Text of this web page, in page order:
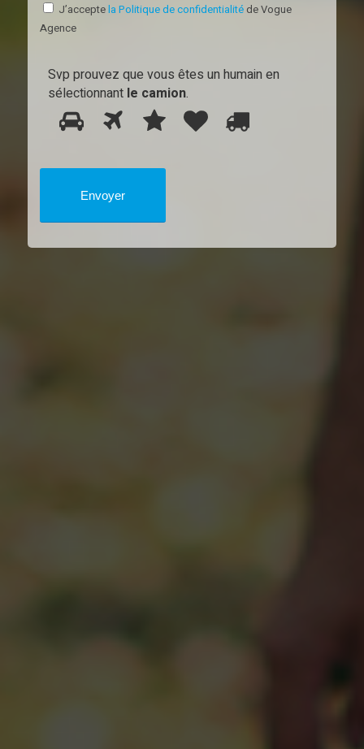
J’acceptela Politique de confidentialité de Vogue
Agence
Svp prouvez que vous êtes un humain en
sélectionnant le camion.